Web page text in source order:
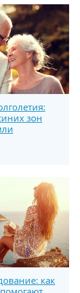
зон
как